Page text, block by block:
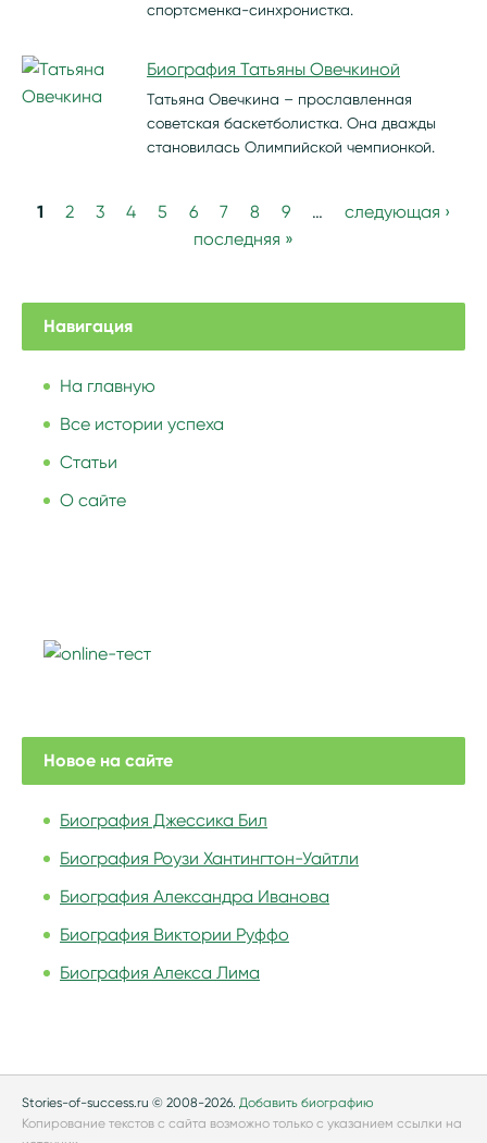
спортсменка-синхронистка.
Биография Татьяны Овечкиной
Татьяна Овечкина – прославленная
советская баскетболистка. Она дважды
становилась Олимпийской чемпионкой.
1 2 3 4 5 6 7 8 9 …
следующая ›
последняя »
Навигация
На главную
Все истории успеха
Статьи
О сайте
Новое на сайте
Биография Джессика Бил
Биография Роузи Хантингтон-Уайтли
Биография Александра Иванова
Биография Виктории Руффо
Биография Алекса Лима
Stories-of-success.ru © 2008-2026. Добавить биографию
Копирование текстов с сайта возможно только с указанием ссылки на